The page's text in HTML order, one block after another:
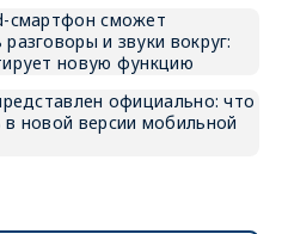
смартфон сможет
и звуки вокруг:
новую функцию
официально: что
в новой версии мобильной